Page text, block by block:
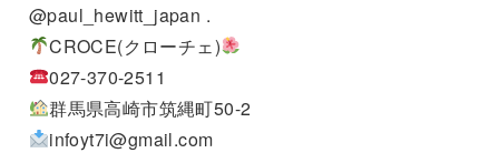
@paul_hewitt_japan .
CROCE(クローチェ)
027-370-2511
群馬県高崎市筑縄町50-2
infoyt7i@gmail.com